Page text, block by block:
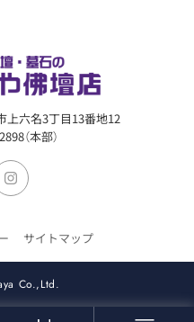
六名3丁目13番地12
（本部）
サイトマップ
Co.,Ltd.